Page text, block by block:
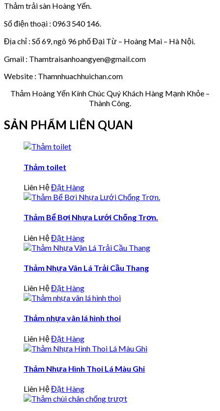
Thảm trải sàn Hoàng Yến.
Số điện thoại : 0963 540 146.
Địa chỉ : Số 69, ngõ 96 phố Đại Từ – Hoàng Mai – Hà Nội.
Gmail : Thamtraisanhoangyen@gmail.com
Website : Thamnhuachhuichan.com
Thảm Hoàng Yến Kính Chúc Quý Khách Hàng Mạnh Khỏe –
Thành Công.
SẢN PHẨM LIÊN QUAN
Thảm toilet
Liên HệĐặt Hàng
Thảm Bể Bơi Nhựa Lưới Chống Trơn.
Liên HệĐặt Hàng
Thảm Nhựa Vân Lá Trải Cầu Thang
Liên HệĐặt Hàng
Thảm nhựa vân lá hình thoi
Liên HệĐặt Hàng
Thảm Nhựa Hình Thoi Lá Màu Ghi
Liên HệĐặt Hàng